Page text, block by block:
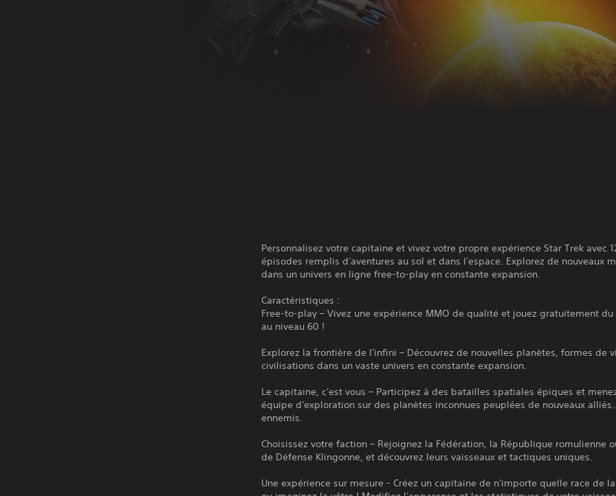
Personnalisez votre capitaine et vivez votre propre expérience Star Trek avec
épisodes remplis d'aventures au sol et dans l'espace. Explorez de nouveaux
dans un univers en ligne free-to-play en constante expansion.
Caractéristiques :
Free-to-play – Vivez une expérience MMO de qualité et jouez gratuitement du
au niveau 60 !
Explorez la frontière de l'infini – Découvrez de nouvelles planètes, formes de
civilisations dans un vaste univers en constante expansion.
Le capitaine, c'est vous – Participez à des batailles spatiales épiques et
équipe d'exploration sur des planètes inconnues peuplées de nouveaux
ennemis.
Choisissez votre faction – Rejoignez la Fédération, la République romulienne
de Défense Klingonne, et découvrez leurs vaisseaux et tactiques uniques.
Une expérience sur mesure - Créez un capitaine de n'importe quelle race de